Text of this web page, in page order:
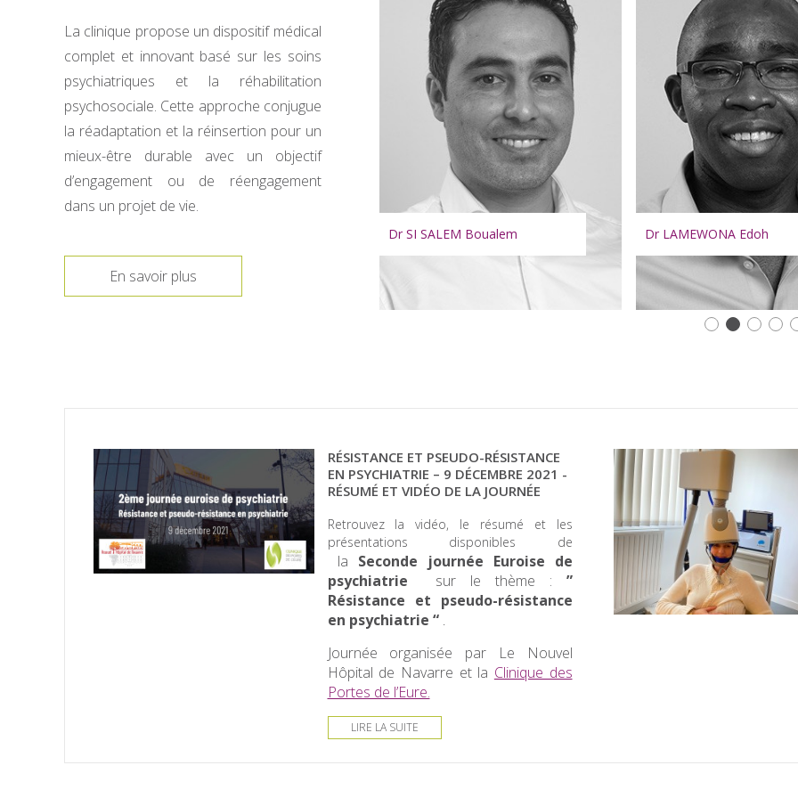
La clinique propose un dispositif médical
complet et innovant basé sur les soins
psychiatriques et la réhabilitation
psychosociale. Cette approche conjugue
la réadaptation et la réinsertion pour un
mieux-être durable avec un objectif
d’engagement ou de réengagement
dans un projet de vie.
En savoir plus
Dr LAMEWONA Edoh Dr TABECHE Amine
RÉSISTANCE ET PSEUDO-RÉSISTANCE
EN PSYCHIATRIE – 9 DÉCEMBRE 2021 -
RÉSUMÉ ET VIDÉO DE LA JOURNÉE
Retrouvez la vidéo, le résumé et les
présentations disponibles de
la Seconde journée Euroise de
psychiatrie
sur le thème :
”
Résistance et pseudo-résistance
en psychiatrie “.
Journée organisée par Le Nouvel
Hôpital de Navarre et la Clinique des
Portes de l’Eure.
LIRE LA SUITE